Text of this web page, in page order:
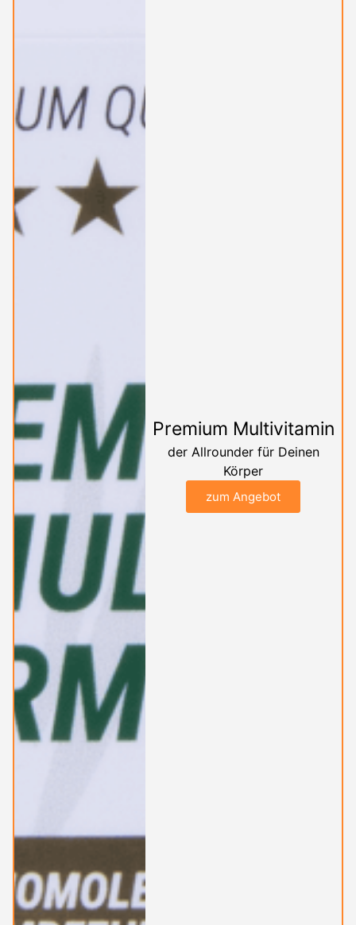
Premium Multivitamin
der Allrounder für Deinen
Körper
zum Angebot